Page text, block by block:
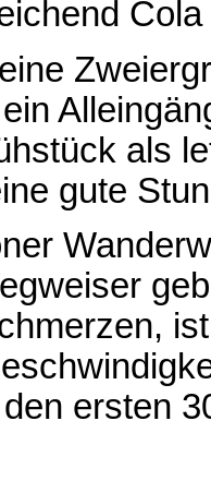
als
gute
ersten